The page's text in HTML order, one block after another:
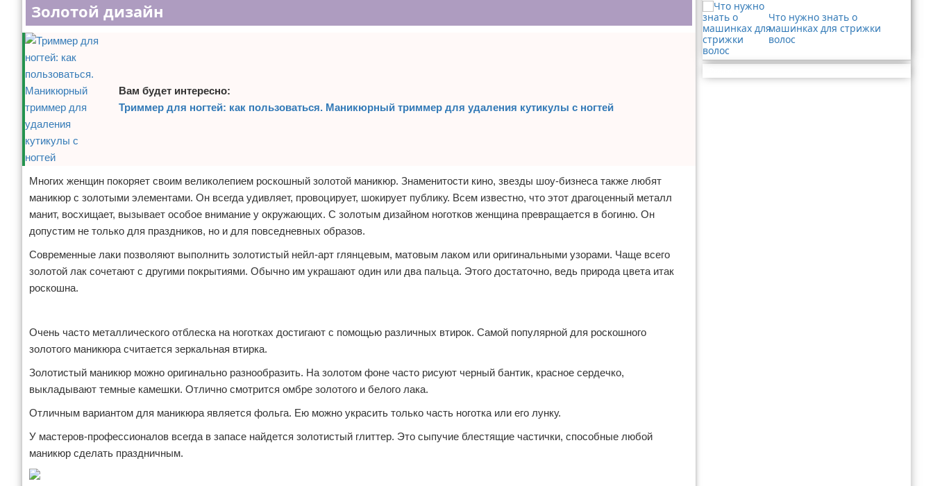
Золотой дизайн
Вам будет интересно:
Триммер для ногтей: как пользоваться. Маникюрный триммер для удаления кутикулы с ногтей
Многих женщин покоряет своим великолепием роскошный золотой маникюр. Знаменитости кино, звезды шоу-бизнеса также любят
маникюр с золотыми элементами. Он всегда удивляет, провоцирует, шокирует публику. Всем известно, что этот драгоценный металл
манит, восхищает, вызывает особое внимание у окружающих. С золотым дизайном ноготков женщина превращается в богиню. Он
допустим не только для праздников, но и для повседневных образов.
Современные лаки позволяют выполнить золотистый нейл-арт глянцевым, матовым лаком или оригинальными узорами. Чаще всего
золотой лак сочетают с другими покрытиями. Обычно им украшают один или два пальца. Этого достаточно, ведь природа цвета итак
роскошна.
Очень часто металлического отблеска на ноготках достигают с помощью различных втирок. Самой популярной для роскошного
золотого маникюра считается зеркальная втирка.
Золотистый маникюр можно оригинально разнообразить. На золотом фоне часто рисуют черный бантик, красное сердечко,
выкладывают темные камешки. Отлично смотрится омбре золотого и белого лака.
Отличным вариантом для маникюра является фольга. Ею можно украсить только часть ноготка или его лунку.
У мастеров-профессионалов всегда в запасе найдется золотистый глиттер. Это сыпучие блестящие частички, способные любой
маникюр сделать праздничным.
Что нужно знать о
машинках для стрижки
волос